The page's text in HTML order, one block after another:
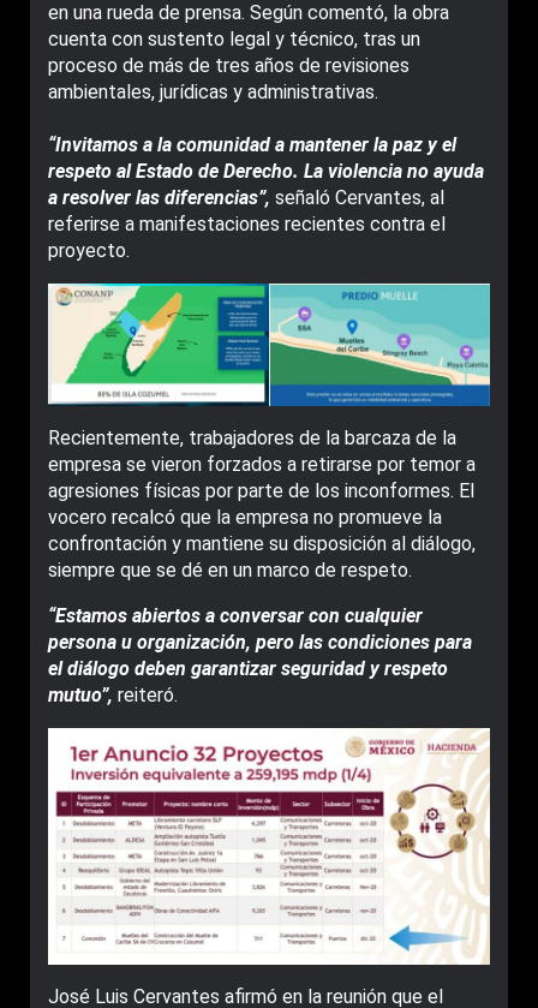
en una rueda de prensa. Según comentó, la obra
cuenta con sustento legal y técnico, tras un
proceso de más de tres años de revisiones
ambientales, jurídicas y administrativas.
“Invitamos a la comunidad a mantener la paz y el
respeto al Estado de Derecho. La violencia no ayuda
a resolver las diferencias”, señaló Cervantes, al
referirse a manifestaciones recientes contra el
proyecto.
Recientemente, trabajadores de la barcaza de la
empresa se vieron forzados a retirarse por temor a
agresiones físicas por parte de los inconformes. El
vocero recalcó que la empresa no promueve la
confrontación y mantiene su disposición al diálogo,
siempre que se dé en un marco de respeto.
“Estamos abiertos a conversar con cualquier
persona u organización, pero las condiciones para
el diálogo deben garantizar seguridad y respeto
mutuo”, reiteró.
José Luis Cervantes afirmó en la reunión que el